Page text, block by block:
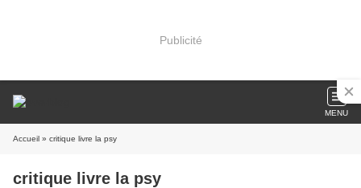
Publicité
MENU
Accueil » critique livre la psy
critique livre la psy